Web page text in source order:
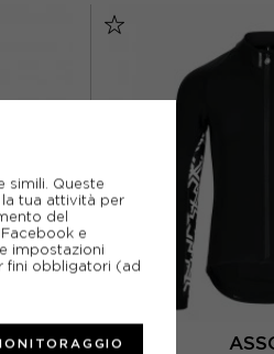
simili. Queste
tua attività per
del
e
impostazioni
fini obbligatori (ad